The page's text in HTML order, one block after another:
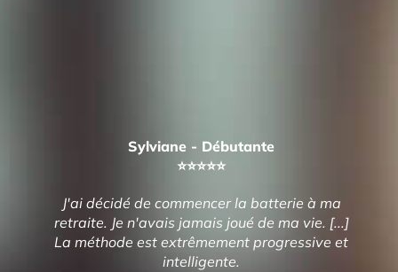
Sylviane - Débutante
⭐️⭐️⭐️⭐️⭐️
J'ai décidé de commencer la batterie à ma
retraite. Je n'avais jamais joué de ma vie. [...]
La méthode est extrêmement progressive et
intelligente.